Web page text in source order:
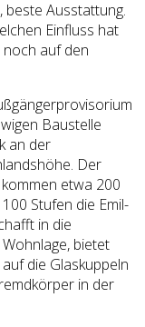
beste Ausstattung.
Einfluss hat
auf den
Baustelle
an der
Der
etwa 200
Stufen die Emil-
in die
bietet
die Glaskuppeln
in der